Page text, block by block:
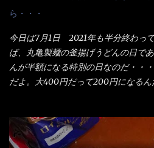
ら・・・
今日は7月1日 2021年も半分終わっ
ば、丸亀製麺の釜揚げうどんの日で
んが半額になる特別の日なのだ・・
だよ。大400円だって200円になるん
でる～ でもコレって食べきるまで
初と最後では麺の固さというかコシ